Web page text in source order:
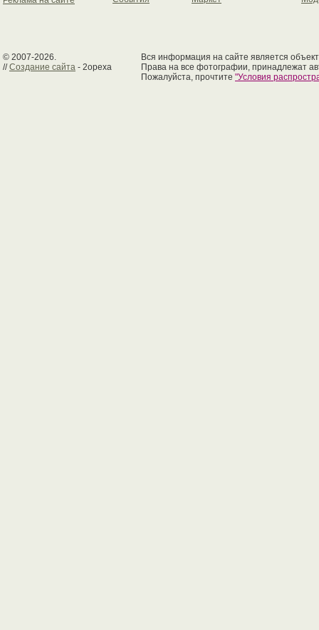
© 2007-2026.
//Создание сайта - 2opexa
Вся информация на сайте является
Права на все фотографии, принадлежат
Пожалуйста, прочтите "Условия